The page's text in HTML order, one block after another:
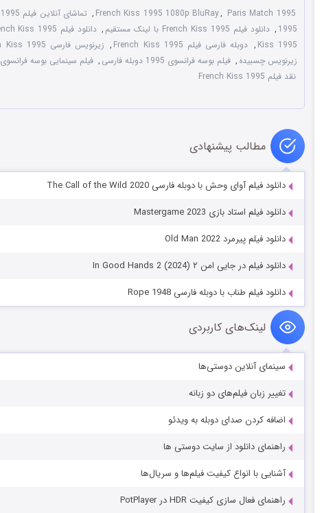
French Kiss 1995 1080p BluRay, Paris Match 1995
, تماشای آنلاین فیلم French Kiss 1995
1995
, دانلود فیلم French Kiss 1995 با لینک مستقیم , دانلود فیلم French Kiss 1995 بوسه فرانسوی
Kiss 1995
, دوبله فارسی فیلم French Kiss 1995 , زیرنویس فارسی French Kiss 1995
زیرنویس چسبیده , فیلم بوسه فرانسوی 1995 دوبله فارسی , فیلم سینمایی بوسه فرانسوی ۱۹۹۵
نقد فیلم French Kiss 1995
مطالب پیشنهادی
دانلود فیلم آوای وحش با دوبله فارسی The Call of the Wild 2020
دانلود فیلم استاد بازی Mastergame 2023
دانلود فیلم پیرمرد Old Man 2022
دانلود فیلم در جایی امن ۲ In Good Hands 2 (2024)
دانلود فیلم طناب با دوبله فارسی Rope 1948
لینک‌های کاربردی
سینمای آنلاین دوستی‌ها
تغییر زبان فیلم‌های دو زبانه
اضافه کردن صدای دوبله به ویدئو
راهنمای دانلود از سایت دوستی ها
آشنایی با انواع کیفیت فیلم‌ها و سریال‌ها
راهنمای فعال سازی کیفیت HDR در PotPlayer